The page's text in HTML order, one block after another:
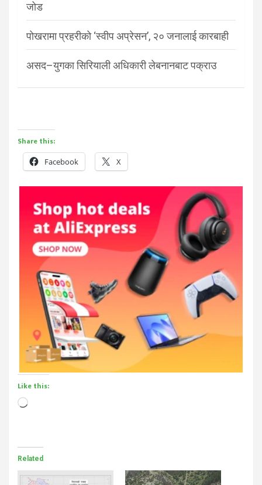
जोड
पोखरामा प्रहरीको ‘स्वीप अप्रेसन’, २० जनालाई कारबाही
असद–युगका सिरियाली अधिकारी लेबनानबाट पक्राउ
Share this:
Facebook X
Like this:
Loading…
Related